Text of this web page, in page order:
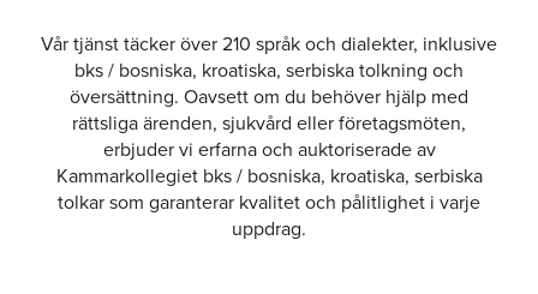
Vår tjänst täcker över 210 språk och dialekter, inklusive
bks / bosniska, kroatiska, serbiska tolkning och
översättning. Oavsett om du behöver hjälp med
rättsliga ärenden, sjukvård eller företagsmöten,
erbjuder vi erfarna och auktoriserade av
Kammarkollegiet bks / bosniska, kroatiska, serbiska
tolkar som garanterar kvalitet och pålitlighet i varje
uppdrag.